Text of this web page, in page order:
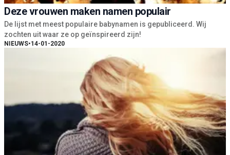
Deze vrouwen maken namen populair
De lijst met meest populaire babynamen is gepubliceerd. Wij
zochten uit waar ze op geïnspireerd zijn!
NIEUWS•14-01-2020